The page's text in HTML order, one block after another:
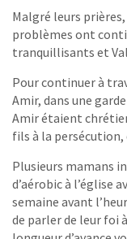
Malgré leurs
problèmes ont
tranquillisants et
Pour continuer à
Amir, dans une
Amir étaient
fils à la
Plusieurs mamans
d’aérobic à l’église
semaine avant
de parler de leur foi